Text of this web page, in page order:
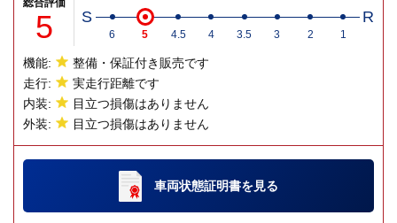
5 S R
6 5 4.5 4 3.5 3 2 1
機能:
整備・保証付き販売です
走行:
実走行距離です
内装:
目立つ損傷はありません
外装:
目立つ損傷はありません
車両状態証明書を見る